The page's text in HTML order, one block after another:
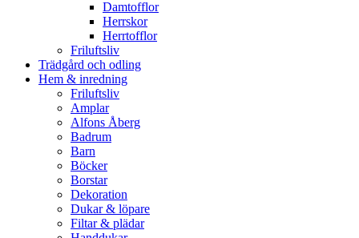
Damtofflor
Herrskor
Herrtofflor
Friluftsliv
Trädgård och odling
Hem & inredning
Friluftsliv
Amplar
Alfons Åberg
Badrum
Barn
Böcker
Borstar
Dekoration
Dukar & löpare
Filtar & plädar